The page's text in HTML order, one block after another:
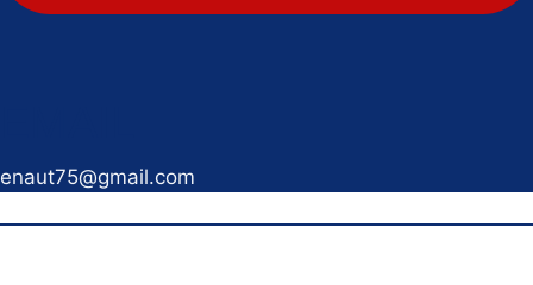
enaut75@gmail.com